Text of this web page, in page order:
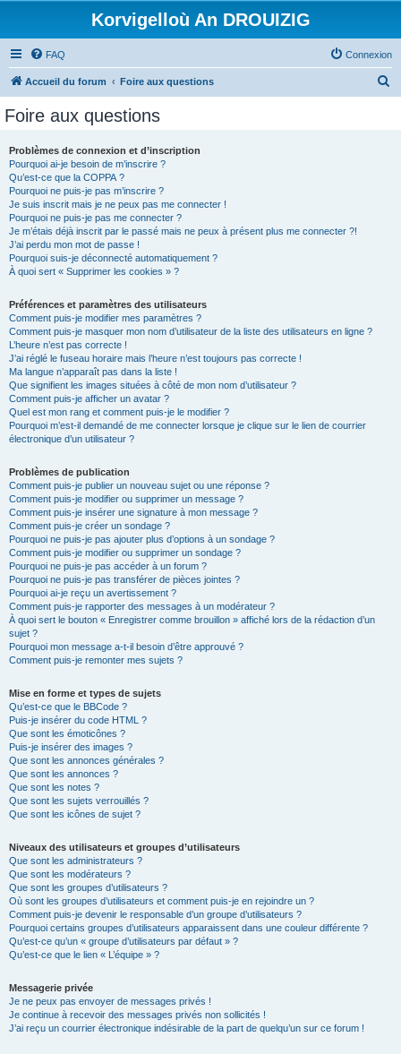
Korvigelloù An DROUIZIG
FAQ Connexion
Accueil du forum Foire aux questions
Foire aux questions
Problèmes de connexion et d’inscription
Pourquoi ai-je besoin de m’inscrire ?
Qu’est-ce que la COPPA ?
Pourquoi ne puis-je pas m’inscrire ?
Je suis inscrit mais je ne peux pas me connecter !
Pourquoi ne puis-je pas me connecter ?
Je m’étais déjà inscrit par le passé mais ne peux à présent plus me connecter ?!
J’ai perdu mon mot de passe !
Pourquoi suis-je déconnecté automatiquement ?
À quoi sert « Supprimer les cookies » ?
Préférences et paramètres des utilisateurs
Comment puis-je modifier mes paramètres ?
Comment puis-je masquer mon nom d’utilisateur de la liste des utilisateurs en ligne ?
L’heure n’est pas correcte !
J’ai réglé le fuseau horaire mais l’heure n’est toujours pas correcte !
Ma langue n’apparaît pas dans la liste !
Que signifient les images situées à côté de mon nom d’utilisateur ?
Comment puis-je afficher un avatar ?
Quel est mon rang et comment puis-je le modifier ?
Pourquoi m’est-il demandé de me connecter lorsque je clique sur le lien de courrier
électronique d’un utilisateur ?
Problèmes de publication
Comment puis-je publier un nouveau sujet ou une réponse ?
Comment puis-je modifier ou supprimer un message ?
Comment puis-je insérer une signature à mon message ?
Comment puis-je créer un sondage ?
Pourquoi ne puis-je pas ajouter plus d’options à un sondage ?
Comment puis-je modifier ou supprimer un sondage ?
Pourquoi ne puis-je pas accéder à un forum ?
Pourquoi ne puis-je pas transférer de pièces jointes ?
Pourquoi ai-je reçu un avertissement ?
Comment puis-je rapporter des messages à un modérateur ?
À quoi sert le bouton « Enregistrer comme brouillon » affiché lors de la rédaction d’un
sujet ?
Pourquoi mon message a-t-il besoin d’être approuvé ?
Comment puis-je remonter mes sujets ?
Mise en forme et types de sujets
Qu’est-ce que le BBCode ?
Puis-je insérer du code HTML ?
Que sont les émoticônes ?
Puis-je insérer des images ?
Que sont les annonces générales ?
Que sont les annonces ?
Que sont les notes ?
Que sont les sujets verrouillés ?
Que sont les icônes de sujet ?
Niveaux des utilisateurs et groupes d’utilisateurs
Que sont les administrateurs ?
Que sont les modérateurs ?
Que sont les groupes d’utilisateurs ?
Où sont les groupes d’utilisateurs et comment puis-je en rejoindre un ?
Comment puis-je devenir le responsable d’un groupe d’utilisateurs ?
Pourquoi certains groupes d’utilisateurs apparaissent dans une couleur différente ?
Qu’est-ce qu’un « groupe d’utilisateurs par défaut » ?
Qu’est-ce que le lien « L’équipe » ?
Messagerie privée
Je ne peux pas envoyer de messages privés !
Je continue à recevoir des messages privés non sollicités !
J’ai reçu un courrier électronique indésirable de la part de quelqu’un sur ce forum !